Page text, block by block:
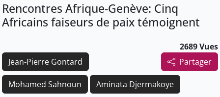
Rencontres Afrique-Genève: Cinq
Africains faiseurs de paix témoignent
2689 Vues
Partager
Jean-Pierre Gontard
Mohamed Sahnoun Aminata Djermakoye